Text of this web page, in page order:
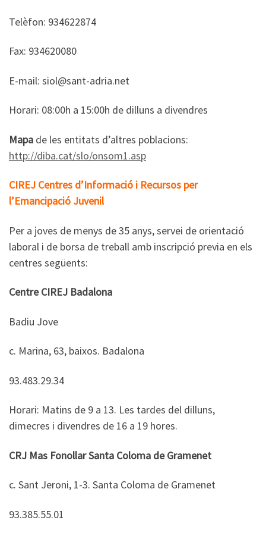
Telèfon: 934622874
Fax: 934620080
E-mail: siol@sant-adria.net
Horari: 08:00h a 15:00h de dilluns a divendres
Mapa de les entitats d’altres poblacions:
http://diba.cat/slo/onsom1.asp
CIREJ Centres d’Informació i Recursos per
l’Emancipació Juvenil
Per a joves de menys de 35 anys, servei de orientació
laboral i de borsa de treball amb inscripció previa en els
centres següents:
Centre CIREJ Badalona
Badiu Jove
c. Marina, 63, baixos. Badalona
93.483.29.34
Horari: Matins de 9 a 13. Les tardes del dilluns,
dimecres i divendres de 16 a 19 hores.
CRJ Mas Fonollar Santa Coloma de Gramenet
c. Sant Jeroni, 1-3. Santa Coloma de Gramenet
93.385.55.01